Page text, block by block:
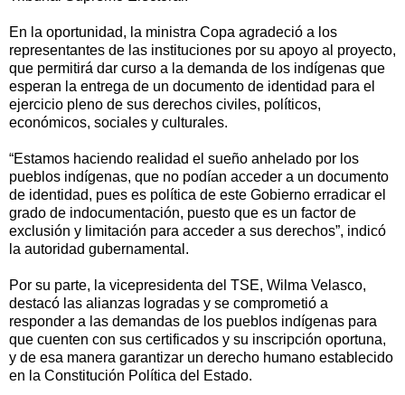
En la oportunidad, la ministra Copa agradeció a los
representantes de las instituciones por su apoyo al proyecto,
que permitirá dar curso a la demanda de los indígenas que
esperan la entrega de un documento de identidad para el
ejercicio pleno de sus derechos civiles, políticos,
económicos, sociales y culturales.
“Estamos haciendo realidad el sueño anhelado por los
pueblos indígenas, que no podían acceder a un documento
de identidad, pues es política de este Gobierno erradicar el
grado de indocumentación, puesto que es un factor de
exclusión y limitación para acceder a sus derechos”, indicó
la autoridad gubernamental.
Por su parte, la vicepresidenta del TSE, Wilma Velasco,
destacó las alianzas logradas y se comprometió a
responder a las demandas de los pueblos indígenas para
que cuenten con sus certificados y su inscripción oportuna,
y de esa manera garantizar un derecho humano establecido
en la Constitución Política del Estado.